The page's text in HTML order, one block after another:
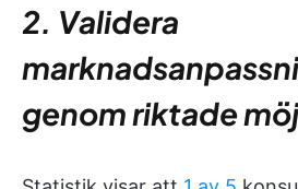
2. Validera
genom riktade